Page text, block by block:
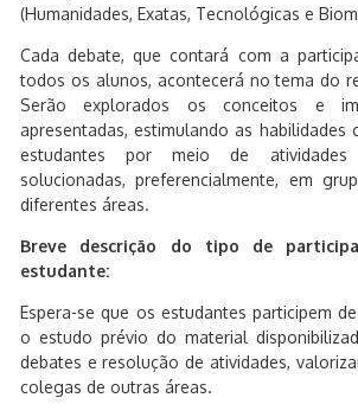
(Humanidades, Exatas, Tecnológicas e
Cada debate, que contará com a
todos os alunos, acontecerá no tema do
Serão explorados os conceitos e
apresentadas, estimulando as habilidades
estudantes por meio de
solucionadas, preferencialmente, em
diferentes áreas.
Breve descrição do tipo de
estudante:
Espera-se que os estudantes participem
o estudo prévio do material
debates e resolução de atividades,
colegas de outras áreas.